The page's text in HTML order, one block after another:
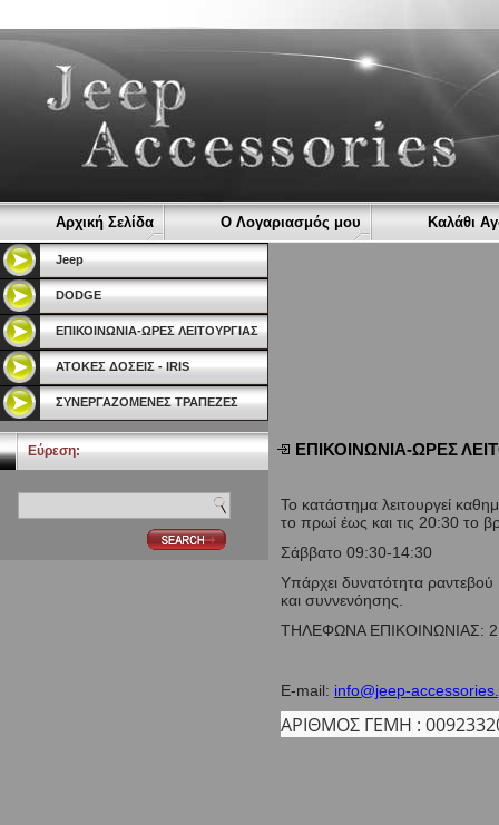
Αρχική Σελίδα Ο Λογαριασμός μου Καλάθι
Jeep
DODGE
ΕΠΙΚΟΙΝΩΝΙΑ-ΩΡΕΣ ΛΕΙΤΟΥΡΓΙΑΣ
ΑΤΟΚΕΣ ΔΟΣΕΙΣ - IRIS
ΣΥΝΕΡΓΑΖΟΜΕΝΕΣ ΤΡΑΠΕΖΕΣ
Εύρεση: ΕΠΙΚΟΙΝΩΝΙΑ-ΩΡΕΣ
Το κατάστημα λειτουργεί
το πρωί έως και τις 20:30 το
Σάββατο 09:30-14:30
Υπάρχει δυνατότητα ραντεβού
και συννενόησης.
ΤΗΛΕΦΩΝΑ ΕΠΙΚΟΙΝΩΝΙΑΣ:
E-mail: info@jeep-
ΑΡΙΘΜΟΣ ΓΕΜΗ :